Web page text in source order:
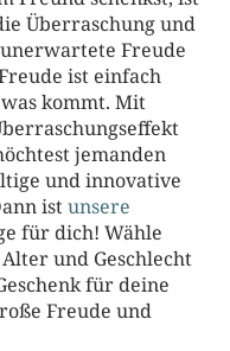
Überraschung und
Freude
ist einfach
kommt. Mit
jemanden
und innovative
istunsere
für dich! Wähle
und Geschlecht
für deine
Freude und